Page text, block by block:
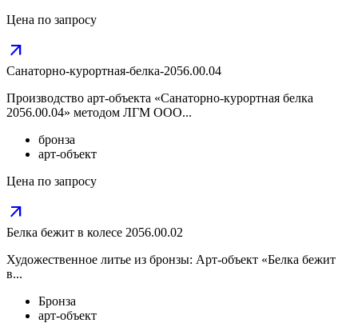
Цена по запросу
arrow_outward
Санаторно-курортная-белка-2056.00.04
Производство арт-объекта «Санаторно-курортная белка
2056.00.04» методом ЛГМ ООО...
бронза
арт-объект
Цена по запросу
arrow_outward
Белка бежит в колесе 2056.00.02
Художественное литье из бронзы: Арт-объект «Белка бежит
в...
Бронза
арт-объект